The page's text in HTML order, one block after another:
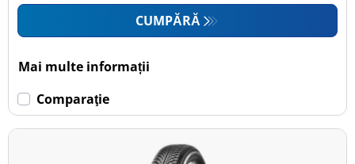
CUMPĂRĂ
Mai multe informații
Comparaţie